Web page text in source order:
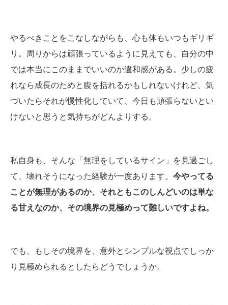
やるべきことをこなしながらも、心も体もいつもギリギ
リ。周りからは頑張っているように見えても、自分の中
では本当にこのままでいいのか違和感がある。少しの疲
れなら成長のためと腹を括れるかもしれないけれど、気
づいたらそれが慢性化していて、今日も頑張らないとい
けないと思うと気持ちがどんよりする。
私自身も、そんな「無理をしているサイン」を見過ごし
て、壊れそうになった経験が一度あります。 今やってる
ことが無理があるのか、それともこのしんどいのは単な
る甘えなのか、その境界の見極めって難しいですよね。
でも、もしその境界を、意外とシンプルな視点でしっか
り見極められるとしたらどうでしょうか。